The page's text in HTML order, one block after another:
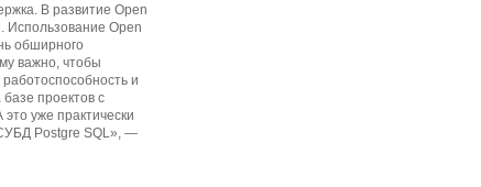
В развитие Open
Использование Open
обширного
важно, чтобы
и
проектов с
уже практически
Postgre SQL», —